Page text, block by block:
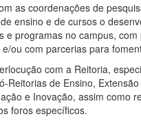
as coordenações de
ensino e de cursos o
e programas no campus, com
ou com parcerias para
com a Reitoria,
Reitorias de Ensino,
e Inovação, assim como
foros específicos.